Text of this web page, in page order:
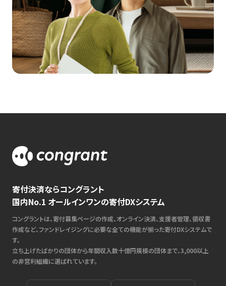
寄付決済ならコングラント
国内No.1 オールインワンの寄付DXシステム
コングラントは、寄付募集ページの作成、オンライン決済、支援者管理、領収書
作成など、ファンドレイジングに必要な全ての機能が揃った寄付DXシステムで
す。
立ち上げたばかりの団体から年間収入数十億円規模の団体まで、3,000以上
の非営利組織に選ばれています。